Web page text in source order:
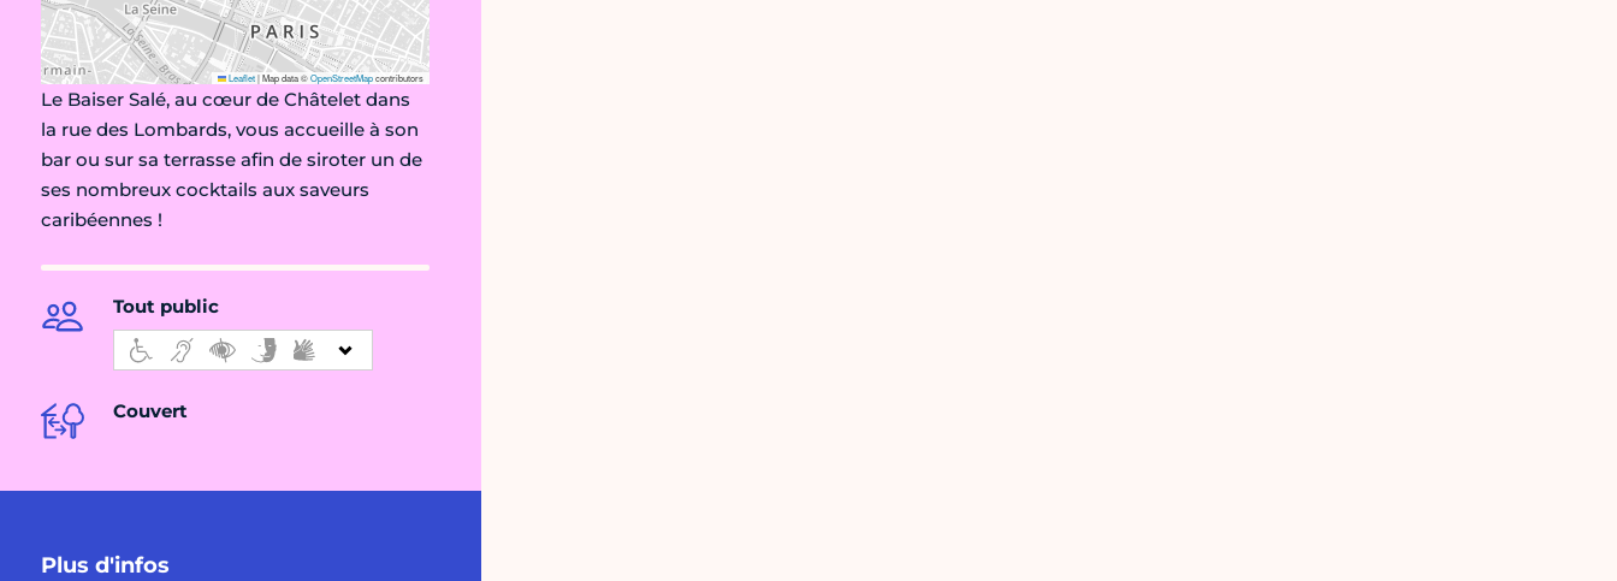
Leaflet|Map data ©OpenStreetMapcontributors
Le Baiser Salé, au cœur de Châtelet dans
la rue des Lombards, vous accueille à son
bar ou sur sa terrasse afin de siroter un de
ses nombreux cocktails aux saveurs
caribéennes !
Tout public
Couvert
Plus d'infos